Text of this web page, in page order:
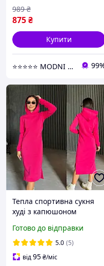
875₴
989 ₴
Купити
⭐⭐⭐⭐⭐ MODNI ⭐⭐⭐⭐⭐
Тепла спортивна сукня
худі з капюшоном
толстовка на флісі зимова
тепла сукня міді
Готово до відправки
5.0 (5)
від95₴/міс